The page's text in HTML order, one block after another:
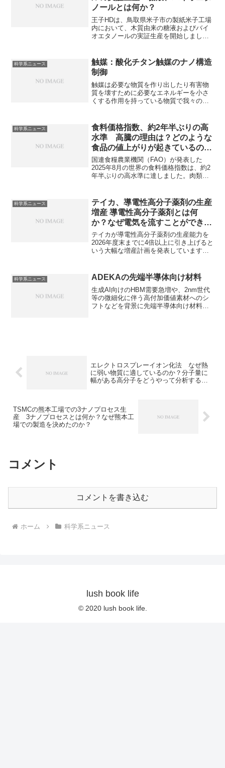
ノールとは何か？
王子HDは、鳥取県米子市の製紙米子工場
内において、木質由来の糖液およびバイ
オエタノールの実証生産を開始しまし
ニュートラルにつながる技術として注目
されています。糖液やエタノールの特徴
や用途を知ることができます。
科学系ニュース
触媒：酸化チタン触媒のナノ構造
制御
触媒は必要な物質を作り出したり有害物
質を壊すために必要なエネルギーを小さ
くする作用を持っている物質で我々の生
ナノシート、ボール状など、特殊な形に
加工するナノ構造制御も注目されていま
す。ナノ構造制御の利点や方法を知るこ
とができます。
科学系ニュース
食料価格指数、約2年半ぶりの高
水準 高騰の理由は？どのような
食品の値上がりが起きているの
か？
国連食糧農業機関（FAO）が発表した
2025年8月の世界の食料価格指数は、約2
年半ぶりの高水準に達しました。肉類、
した。高騰の理由や今後の見通しを知る
ことができます。
科学系ニュース
テイカ、導電性高分子薬剤の生産
増産 導電性高分子薬剤とは何
か？なぜ電気を流すことができる
ようになるのか？
テイカが導電性高分子薬剤の生産能力を
2026年度末までに4倍以上に引き上げると
いう大幅な増産計画を発表しています。
加工するための化学製品ですなぜ電気が
流れるようになるのか哉その用途と増産
の理由を知ることができます。
科学系ニュース ADEKAの先端半導体向け材料
生成AI向けのHBM需要急増や、2nm世代
等の微細化に伴う高付加価値素材へのシ
フトなどを背景に先端半導体向け材料の
エレクトロスプレーイオン化法 なぜ熱
に弱い物質に適しているのか？分子量に
幅がある高分子をどうやって分析するの
TSMCの熊本工場での3ナノプロセス生
産 3ナノプロセスとは何か？なぜ熊本工
場での製造を決めたのか？
コメント
コメントを書き込む
ホーム 科学系ニュース
lush book life
© 2020 lush book life.